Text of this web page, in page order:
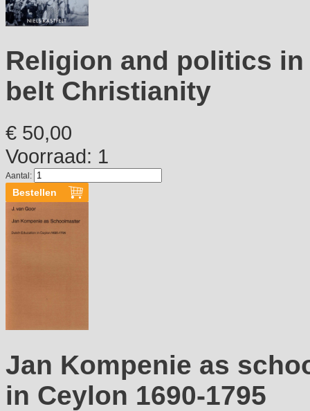
Religion and politics
belt Christianity
€ 50,00
Voorraad: 1
Aantal:
Jan Kompenie as
in Ceylon 1690-1795